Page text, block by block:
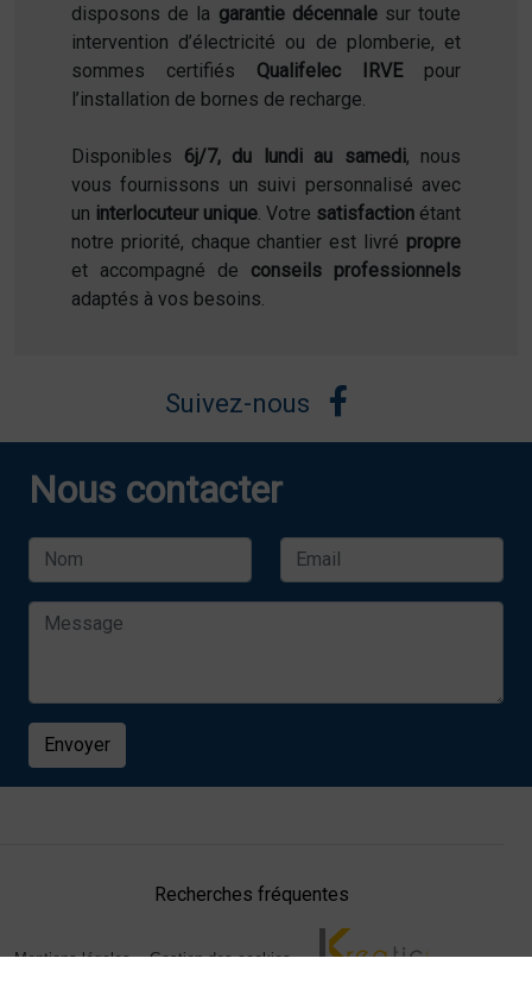
disposons de la garantie décennalesur toute
intervention d’électricité ou de plomberie, et
sommes certifiés Qualifelec IRVEpour
l’installation de bornes de recharge.
Disponibles 6j/7, du lundi au samedi, nous
vous fournissons un suivi personnalisé avec
un interlocuteur unique. Votre satisfaction étant
notre priorité, chaque chantier est livré propre
et accompagné de conseils professionnels
adaptés à vos besoins.
Suivez-nous
Nous contacter
Envoyer
Recherches fréquentes
Mentions légales Gestion des cookies